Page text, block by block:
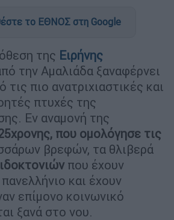
το ΕΘΝΟΣ στη Google
της Ειρήνης
την Αμαλιάδα ξαναφέρνει
πιο ανατριχιαστικές και
πτυχές της
Εν αναμονή της
που ομολόγησε τις
βρεφών, τα θλιβερά
που έχουν
και έχουν
επίμονο κοινωνικό
ξανά στο νου.